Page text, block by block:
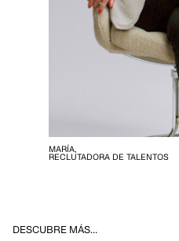
MARÍA,
RECLUTADORA DE TALENTOS
DESCUBRE MÁS…